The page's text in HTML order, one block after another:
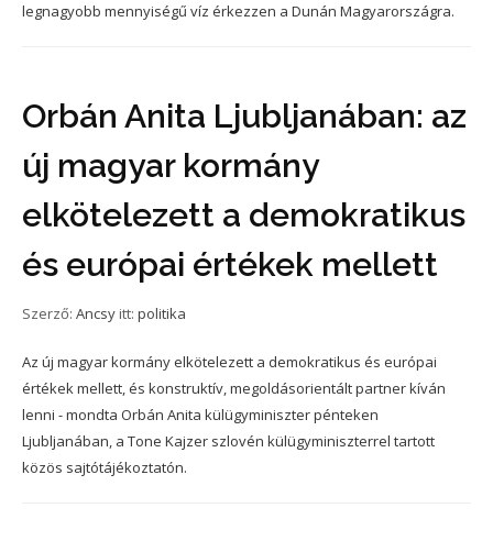
legnagyobb mennyiségű víz érkezzen a Dunán Magyarországra.
Orbán Anita Ljubljanában: az
új magyar kormány
elkötelezett a demokratikus
és európai értékek mellett
Szerző: Ancsy itt: politika
Az új magyar kormány elkötelezett a demokratikus és európai
értékek mellett, és konstruktív, megoldásorientált partner kíván
lenni - mondta Orbán Anita külügyminiszter pénteken
Ljubljanában, a Tone Kajzer szlovén külügyminiszterrel tartott
közös sajtótájékoztatón.